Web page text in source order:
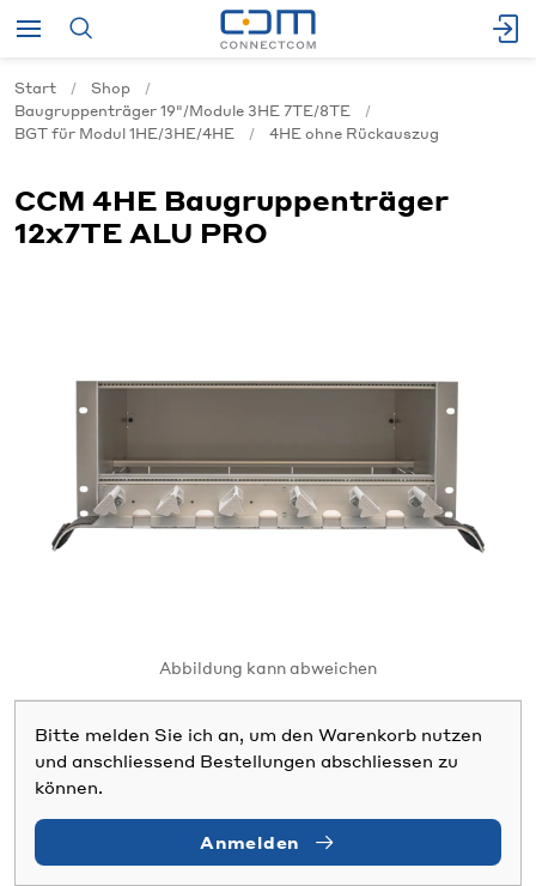
Start
Shop
Baugruppenträger 19"/Module 3HE 7TE/8TE
BGT für Modul 1HE/3HE/4HE
4HE ohne Rückauszug
CCM 4HE Baugruppenträger
12x7TE ALU PRO
Abbildung kann abweichen
Bitte melden Sie ich an, um den Warenkorb nutzen
und anschliessend Bestellungen abschliessen zu
können.
Anmelden